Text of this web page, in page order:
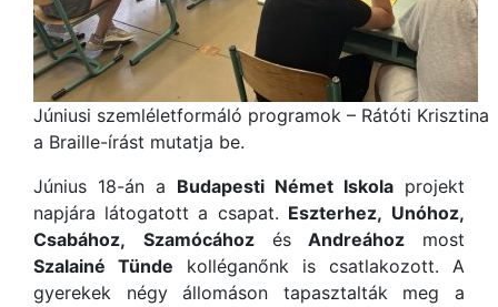
Júniusi szemléletformáló programok – Rátóti Krisztina
a Braille-írást mutatja be.
Június 18-án a Budapesti Német Iskola projekt
napjára látogatott a csapat. Eszterhez, Unóhoz,
Csabához,
SzamócáhozésAndreához most
Szalainé Tünde kolléganőnk is csatlakozott. A
gyerekek négy állomáson tapasztalták meg a